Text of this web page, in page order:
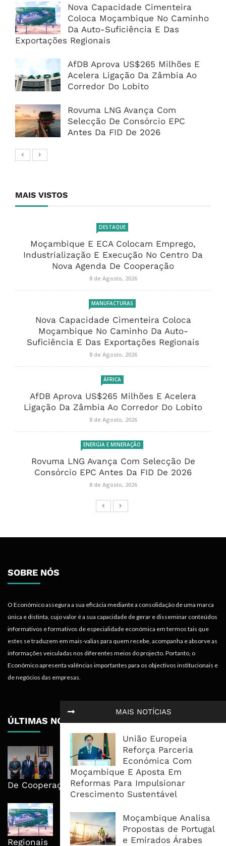
MAIS NOTÍCIAS
União Europeia
Reforça Parceria
Económica Com
Moçambique E Aposta Em
Reformas Para Impulsionar
Crescimento Sustentável
Moçambique Analisa
Propostas de Portugal
e Emirados Árabes
Nova Capacidade Cimenteira
Coloca Moçambique No Caminho
Da Auto-Suficiência E Das
Exportações Regionais
AfDB Aprova US$265 Milhões E
Acelera Ligação Da Zâmbia Ao
Corredor Do Lobito
Rovuma LNG Avança Com
Selecção De Consórcio EPC
Antes Da FID De 2026
MAIS VISTOS
DESTAQUE
Moçambique E ECA Colocam Emprego,
Industrialização E Execução No Centro Da
Nova Agenda De Cooperação
8 de Agosto, 2026
MANUFACTURAS
Nova Capacidade Cimenteira Coloca
Moçambique No Caminho Da Auto-
Suficiência E Das Exportações Regionais
8 de Agosto, 2026
ÁFRICA
AfDB Aprova US$265 Milhões E Acelera
Ligação Da Zâmbia Ao Corredor Do Lobito
8 de Agosto, 2026
ENERGIA E MINERAÇÃO
Rovuma LNG Avança Com Selecção De
Consórcio EPC Antes Da FID De 2026
8 de Agosto, 2026
SOBRE NÓS
O Económico assegura a sua eficácia mediante a consolidação de uma marca
única e distinta, cujo valor é a sua capacidade de gerar e disseminar conteúdos
informativos e formativos de especialidade económica em termos tais que
estes se traduzem em mais-valias para quem recebe, acompanha e absorve as
informações veiculadas nos diferentes meios do projecto. Portanto, o
Económico apresenta valências importantes para os objectivos institucionais e
de negócios das empresas.
ÚLTIMAS NOTÍCIAS
Moçambique E ECA Colocam
Emprego, Industrialização E
Execução No Centro Da Nova Agenda
De Cooperação
Moçambique No Caminho Da Auto-
Suficiência E Das Exportações
Regionais